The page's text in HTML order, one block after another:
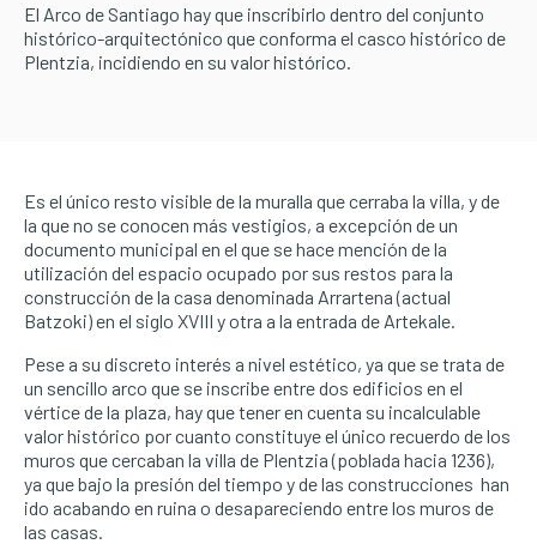
El Arco de Santiago hay que inscribirlo dentro del conjunto
histórico-arquitectónico que conforma el casco histórico de
Plentzia, incidiendo en su valor histórico.
Es el único resto visible de la muralla que cerraba la villa, y de
la que no se conocen más vestigios, a excepción de un
documento municipal en el que se hace mención de la
utilización del espacio ocupado por sus restos para la
construcción de la casa denominada Arrartena (actual
Batzoki) en el siglo XVIII y otra a la entrada de Artekale.
Pese a su discreto interés a nivel estético, ya que se trata de
un sencillo arco que se inscribe entre dos edificios en el
vértice de la plaza, hay que tener en cuenta su incalculable
valor histórico por cuanto constituye el único recuerdo de los
muros que cercaban la villa de Plentzia (poblada hacia 1236),
ya que bajo la presión del tiempo y de las construcciones han
ido acabando en ruina o desapareciendo entre los muros de
las casas.